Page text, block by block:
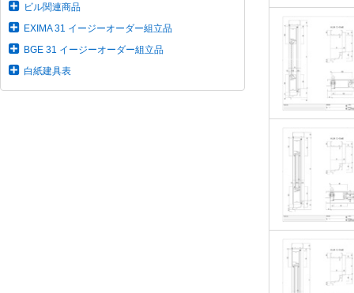
ビル関連商品
EXIMA 31 イージーオーダー組立品
BGE 31 イージーオーダー組立品
白紙建具表